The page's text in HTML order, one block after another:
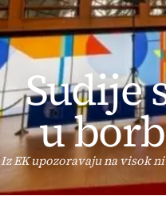
Sudije
u
Iz EK upozoravaju na visok